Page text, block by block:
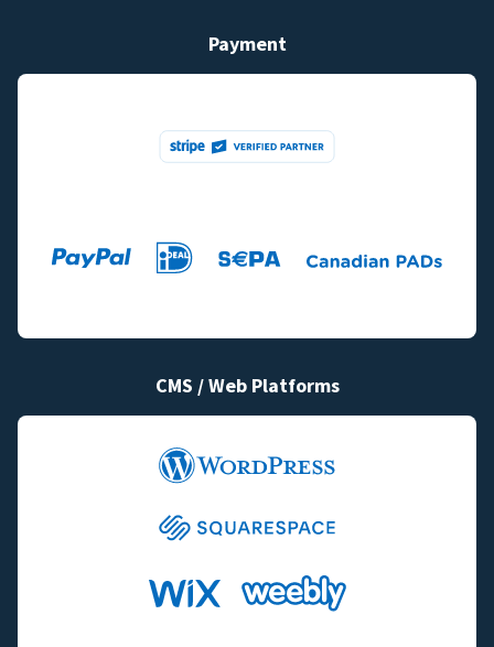
Payment
CMS / Web Platforms